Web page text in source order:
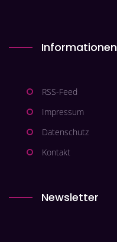
Informationen
RSS-Feed
Impressum
Datenschutz
Kontakt
Newsletter